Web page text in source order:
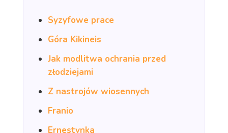
Syzyfowe prace
Góra Kikineis
Jak modlitwa ochrania przed
złodziejami
Z nastrojów wiosennych
Franio
Ernestynka